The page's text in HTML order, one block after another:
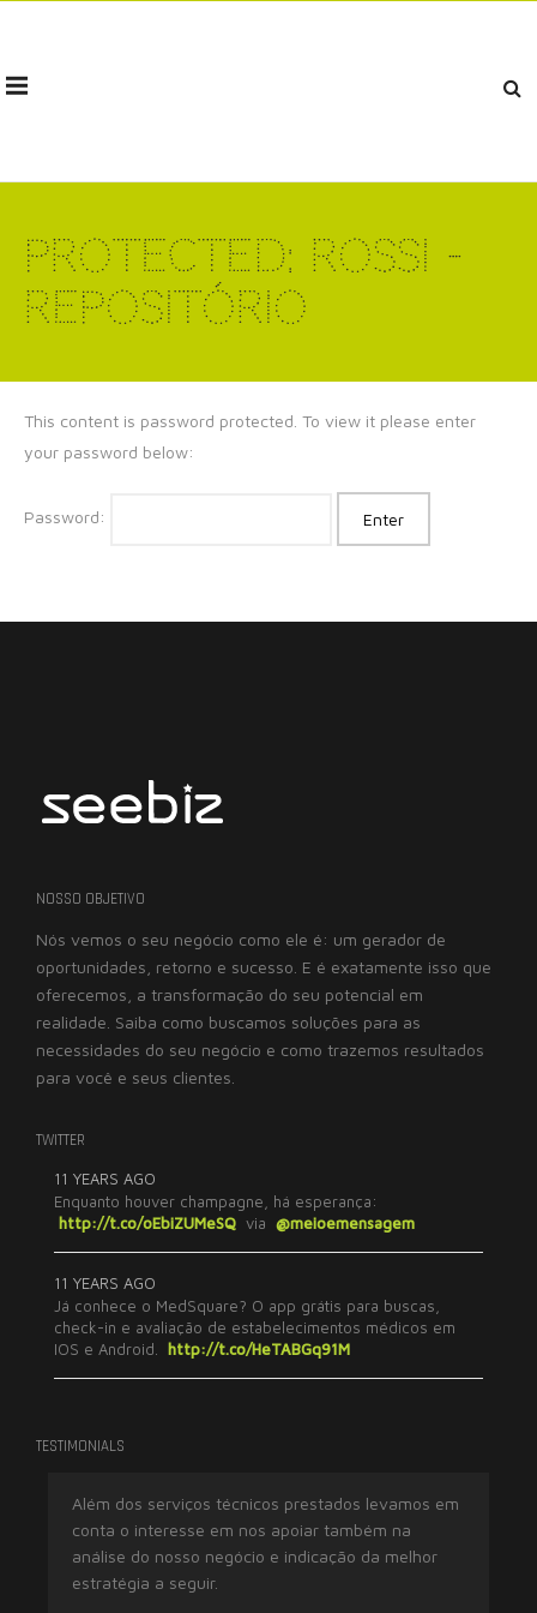
Protected: Rossi –
Repositório
This content is password protected. To view it please enter
your password below:
Password:
NOSSO OBJETIVO
Nós vemos o seu negócio como ele é: um gerador de
oportunidades, retorno e sucesso. E é exatamente isso que
oferecemos, a transformação do seu potencial em
realidade. Saiba como buscamos soluções para as
necessidades do seu negócio e como trazemos resultados
para você e seus clientes.
TWITTER
11 YEARS AGO
Enquanto houver champagne, há esperança:
http://t.co/oEbiZUMeSQ via @meioemensagem
11 YEARS AGO
Já conhece o MedSquare? O app grátis para buscas,
check-in e avaliação de estabelecimentos médicos em
IOS e Android. http://t.co/HeTABGq91M
TESTIMONIALS
Além dos serviços técnicos prestados levamos em
conta o interesse em nos apoiar também na
análise do nosso negócio e indicação da melhor
estratégia a seguir.